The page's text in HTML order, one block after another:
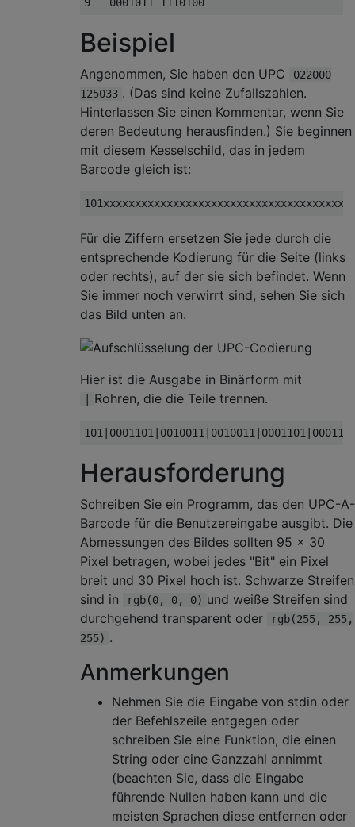
Beispiel
Angenommen, Sie haben den UPC
022000
125033 . (Das sind keine Zufallszahlen.
Hinterlassen Sie einen Kommentar, wenn Sie
deren Bedeutung herausfinden.) Sie beginnen
mit diesem Kesselschild, das in jedem
Barcode gleich ist:
Für die Ziffern ersetzen Sie jede durch die
entsprechende Kodierung für die Seite (links
oder rechts), auf der sie sich befindet. Wenn
Sie immer noch verwirrt sind, sehen Sie sich
das Bild unten an.
Hier ist die Ausgabe in Binärform mit
Rohren, die die Teile trennen.
Herausforderung
Schreiben Sie ein Programm, das den UPC-A-
Barcode für die Benutzereingabe ausgibt. Die
Abmessungen des Bildes sollten 95 × 30
Pixel betragen, wobei jedes "Bit" ein Pixel
breit und 30 Pixel hoch ist. Schwarze Streifen
sind in
rgb(0, 0, 0) und weiße Streifen sind
durchgehend transparent oder
rgb(255, 255,
255) .
Anmerkungen
Nehmen Sie die Eingabe von stdin oder
der Befehlszeile entgegen oder
schreiben Sie eine Funktion, die einen
String oder eine Ganzzahl annimmt
(beachten Sie, dass die Eingabe
führende Nullen haben kann und die
meisten Sprachen diese entfernen oder